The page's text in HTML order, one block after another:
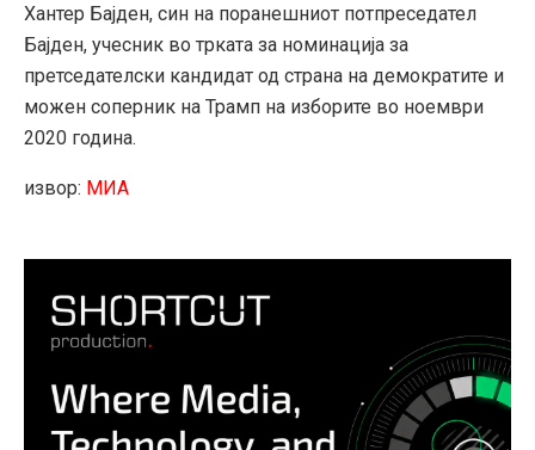
Хантер Бајден, син на поранешниот потпреседател
Бајден, учесник во трката за номинација за
претседателски кандидат од страна на демократите и
можен соперник на Трамп на изборите во ноември
2020 година.
извор: МИА